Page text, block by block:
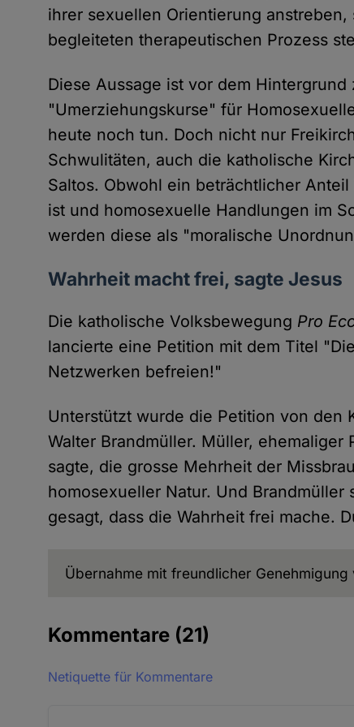
ihrer sexuellen Orientierung
begleiteten therapeutischen Prozess
Diese Aussage ist vor dem
"Umerziehungskurse" für
heute noch tun. Doch nicht nur
Schwulitäten, auch die katholische
Saltos. Obwohl ein beträchtlicher
ist und homosexuelle Handlungen im
werden diese als "moralische
Wahrheit macht frei, sagte Jesus
Die katholische Volksbewegung Pro
lancierte eine Petition mit dem Titel
Netzwerken befreien!"
Unterstützt wurde die Petition von den
Walter Brandmüller. Müller, ehemaliger
sagte, die grosse Mehrheit der
homosexueller Natur. Und
gesagt, dass die Wahrheit frei mache.
Übernahme mit freundlicher Genehmigung
Kommentare (21)
Netiquette für Kommentare